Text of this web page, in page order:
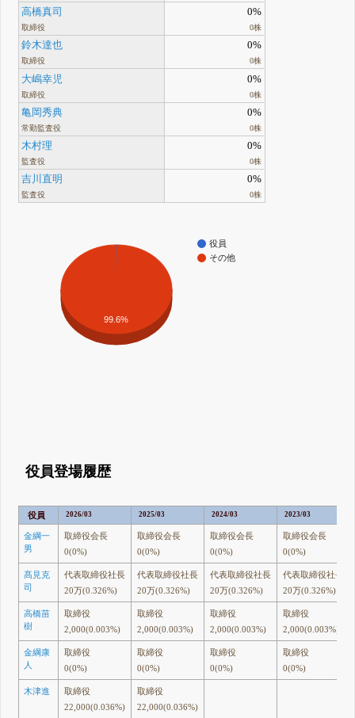
高橋真司
取締役
0%
0株
鈴木達也
取締役
0%
0株
大嶋幸児
取締役
0%
0株
亀岡秀典
常勤監査役
0%
0株
木村理
監査役
0%
0株
吉川直明
監査役
0%
0株
役員
その他
99.6%
役員登場履歴
役員 2026/03 2025/03 2024/03 2023/03
金綱一
男
取締役会長
0(0%)
取締役会長
0(0%)
取締役会長
0(0%)
取締役会長
0(0%)
髙見克
司
代表取締役社長
20万(0.326%)
代表取締役社長
20万(0.326%)
代表取締役社長
20万(0.326%)
代表取締役社長
20万(0.326%)
高橋苗
樹
取締役
2,000(0.003%)
取締役
2,000(0.003%)
取締役
2,000(0.003%)
取締役
2,000(0.003%)
金綱康
人
取締役
0(0%)
取締役
0(0%)
取締役
0(0%)
取締役
0(0%)
木津進
取締役
22,000(0.036%)
取締役
22,000(0.036%)